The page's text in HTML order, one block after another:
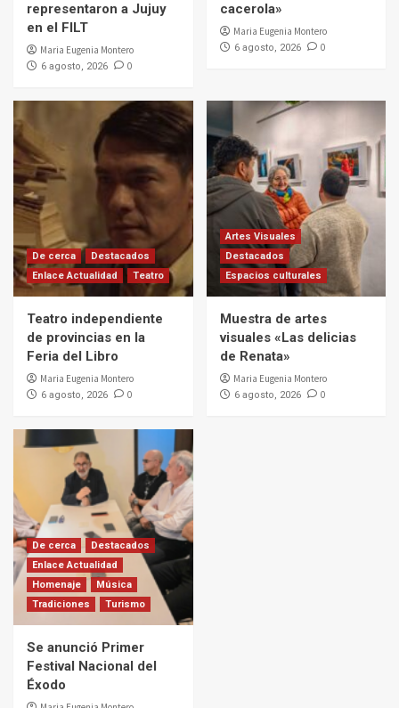
representaron a Jujuy
en el FILT
Maria Eugenia Montero
6 agosto, 2026 0
cacerola»
Maria Eugenia Montero
6 agosto, 2026 0
De cerca
Destacados
Enlace Actualidad
Teatro
Teatro independiente
de provincias en la
Feria del Libro
Maria Eugenia Montero
6 agosto, 2026 0
Artes Visuales
Destacados
Espacios culturales
Muestra de artes
visuales «Las delicias
de Renata»
Maria Eugenia Montero
6 agosto, 2026 0
De cerca
Destacados
Enlace Actualidad
Homenaje
Música
Tradiciones
Turismo
Se anunció Primer
Festival Nacional del
Éxodo